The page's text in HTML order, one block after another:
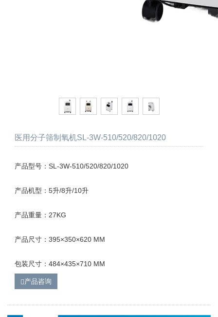
医用分子筛制氧机SL-3W-510/520/820/1020
产品型号：SL-3W-510/520/820/1020
产品机型：5升/8升/10升
产品重量：27KG
产品尺寸：395×350×620 MM
包装尺寸：484×435×710 MM
产品咨询